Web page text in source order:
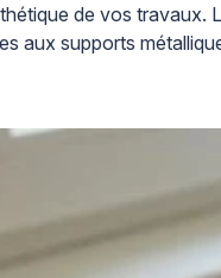
de vos travaux.
aux supports